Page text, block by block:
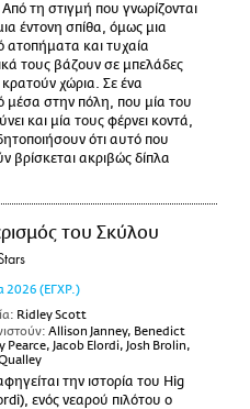
Από τη στιγμή που γνωρίζονται
έντονη σπίθα, όμως μια
ατοπήματα και τυχαία
τους βάζουν σε μπελάδες
χώρια. Σε ένα
μέσα στην πόλη, που μία του
και μία τους φέρνει κοντά,
ότι αυτό που
βρίσκεται ακριβώς δίπλα
του Σκύλου
2026 (ΕΓΧΡ.)
Ridley Scott
Allison Janney, Benedict
Pearce, Jacob Elordi, Josh Brolin,
την ιστορία του Hig
ενός νεαρού πιλότου ο